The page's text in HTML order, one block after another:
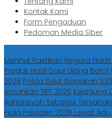
Kontak Kami
Form Pengaduan
Pedoman Media Siber
Menhut Pastikan Negara
Produk Hasil Daur Ulang
2026 Polda Sulut Siagakan
Amankan TIFF 2026 Kejagung
Adriansyah Sebagai
Piala Presiden 2026 Lewat